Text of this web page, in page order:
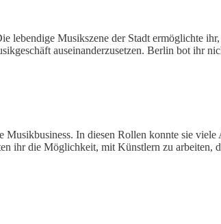
Musikszene der Stadt ermöglichte
auseinanderzusetzen. Berlin bot ihr
In diesen Rollen konnte sie
ihr die Möglichkeit, mit Künstlern zu arbeiten,